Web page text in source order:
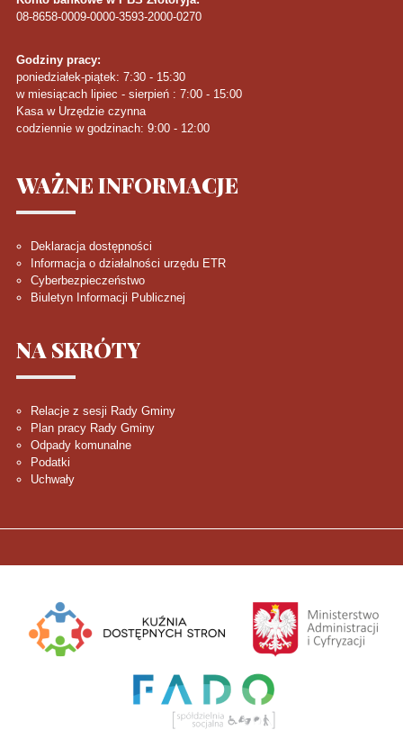
08-8658-0009-0000-3593-2000-0270
Godziny pracy:
poniedziałek-piątek: 7:30 - 15:30
w miesiącach lipiec - sierpień : 7:00 - 15:00
Kasa w Urzędzie czynna
codziennie w godzinach: 9:00 - 12:00
WAŻNEINFORMACJE
Deklaracja dostępności
Informacja o działalności urzędu ETR
Cyberbezpieczeństwo
Biuletyn Informacji Publicznej
NA SKRÓTY
Relacje z sesji Rady Gminy
Plan pracy Rady Gminy
Odpady komunalne
Podatki
Uchwały